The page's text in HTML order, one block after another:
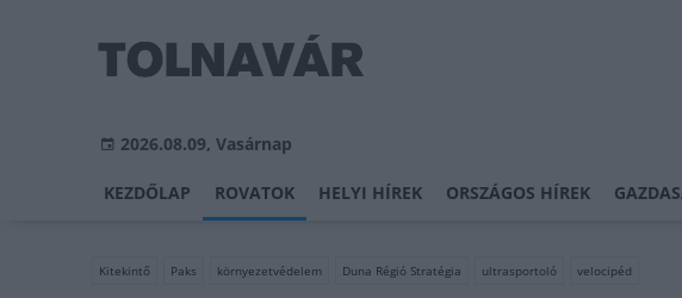
2026.08.09, Vasárnap
KEZDŐLAP ROVATOK HELYI HÍREK ORSZÁGOS HÍREK
Kitekintő Paks környezetvédelem Duna Régió Stratégia ultrasportoló velocipéd